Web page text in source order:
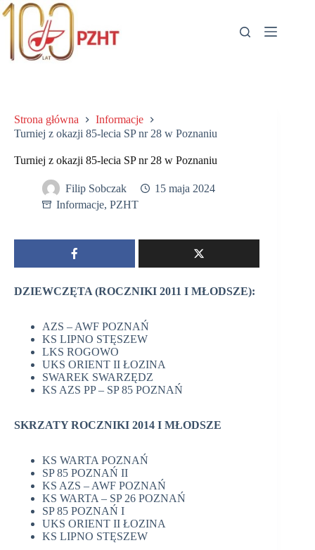
Przejdź
do
Strona główna
Informacje
Turniej z okazji 85-lecia SP nr 28 w Poznaniu
Turniej z okazji 85-lecia SP nr 28 w Poznaniu
Filip Sobczak
15 maja 2024
Informacje, PZHT
DZIEWCZĘTA (ROCZNIKI 2011 I MŁODSZE):
AZS – AWF POZNAŃ
KS LIPNO STĘSZEW
LKS ROGOWO
UKS ORIENT II ŁOZINA
SWAREK SWARZĘDZ
KS AZS PP – SP 85 POZNAŃ
SKRZATY ROCZNIKI 2014 I MŁODSZE
KS WARTA POZNAŃ
SP 85 POZNAŃ II
KS AZS – AWF POZNAŃ
KS WARTA – SP 26 POZNAŃ
SP 85 POZNAŃ I
UKS ORIENT II ŁOZINA
KS LIPNO STĘSZEW